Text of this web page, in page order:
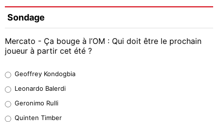
Sondage
Mercato - Ça bouge à l’OM : Qui doit être le prochain
joueur à partir cet été ?
38%
32%
Geoffrey Kondogbia
Leonardo Balerdi
Geronimo Rulli
Quinten Timber